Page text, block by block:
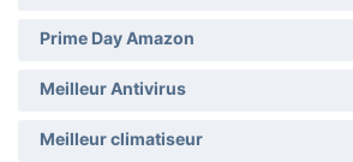
Prime Day Amazon
Meilleur Antivirus
Meilleur climatiseur